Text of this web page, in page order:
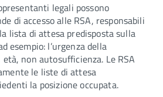
legali possono
di accesso alle RSA, responsabili
lista di attesa predisposta sulla
esempio: l’urgenza della
non autosufficienza. Le RSA
le liste di attesa
la posizione occupata.